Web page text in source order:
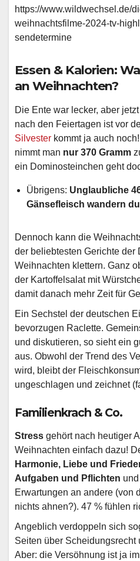
https://www.wildwechsel.de/
weihnachtsfilme-2024-tv-
sendetermine
Essen & Kalorien:
an Weihnachten?
Die Ente war lecker, aber
nach den Feiertagen ist vor
Silvester kommt ja auch
nimmt man nur 370 Gramm
ein Dominosteinchen geht
Übrigens: Unglaubliche
Gänsefleisch wandern
Dennoch kann die
der beliebtesten Gerichte der
Weihnachten klettern. Ganz
der Kartoffelsalat mit
damit danach mehr Zeit für
Ein Sechstel der deutschen
bevorzugen Raclette.
und diskutieren, so sieht ein
aus. Obwohl der Trend des
wird, bleibt der
ungeschlagen und zeichnet
Familienkrach & Co.
Stress gehört nach heutiger
Weihnachten einfach dazu!
Harmonie, Liebe und
Aufgaben und Pflichten
Erwartungen an andere (von
nichts ahnen?). 47 % fühlen
Angeblich verdoppeln sich
Seiten über Scheidungsrecht
Aber: die Versöhnung ist ja